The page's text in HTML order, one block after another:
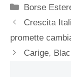
Categorie
Borse
Crescita
promette
Carige,